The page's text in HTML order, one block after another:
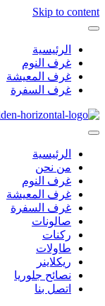
Skip to content
الرئيسية
غرف النوم
غرف المعيشة
غرف السفرة
الرئيسية
من نحن
غرف النوم
غرف المعيشة
غرف السفرة
صالونات
ركنات
طاولات
ريكلاينر
نصائح جلوريا
اتصل بنا